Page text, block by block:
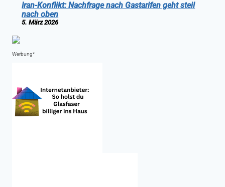
Iran-Konflikt: Nachfrage nach Gastarifen geht steil
nach oben
5. März 2026
Werbung*